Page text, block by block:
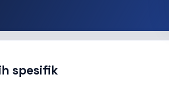
spesifik